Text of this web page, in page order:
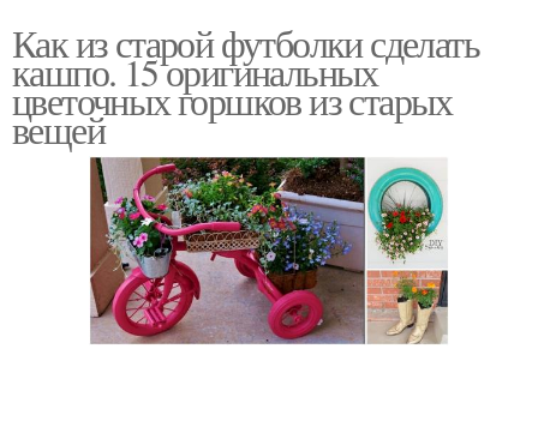
Как из старой футболки сделать
кашпо. 15 оригинальных
цветочных горшков из старых
вещей